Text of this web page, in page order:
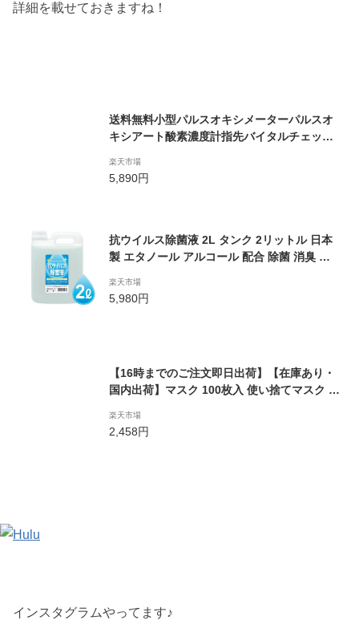
詳細を載せておきますね！
送料無料小型パルスオキシメーターパルスオ
キシアート酸素濃度計指先バイタルチェック
齢者運動前の体調管理健康管理
楽天市場
5,890円
抗ウイルス除菌液 2L タンク 2リットル 日本
製 エタノール アルコール 配合 除菌 消臭 消
楽天市場
5,980円
【16時までのご注文即日出荷】【在庫あり・
国内出荷】マスク 100枚入 使い捨てマスク 白
沫防止 花粉対策 防護マスク 男女兼用 抗菌通
気超快適
楽天市場
2,458円
インスタグラムやってます♪